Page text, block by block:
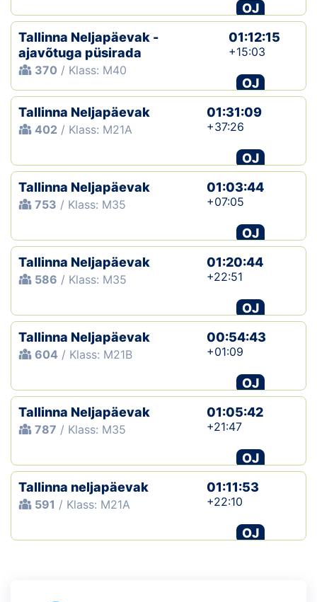
OJ
Tallinna Neljapäevak -
ajavõtuga püsirada
370 / Klass: M40
01:12:15
+15:03
OJ
Tallinna Neljapäevak
402 / Klass: M21A
01:31:09
+37:26
OJ
Tallinna Neljapäevak
753 / Klass: M35
01:03:44
+07:05
OJ
Tallinna Neljapäevak
586 / Klass: M35
01:20:44
+22:51
OJ
Tallinna Neljapäevak
604 / Klass: M21B
00:54:43
+01:09
OJ
Tallinna Neljapäevak
787 / Klass: M35
01:05:42
+21:47
OJ
Tallinna neljapäevak
591 / Klass: M21A
01:11:53
+22:10
OJ